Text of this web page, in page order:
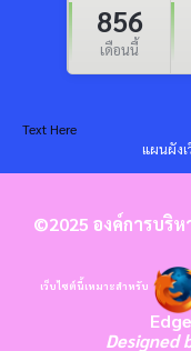
856
เดือนนี้
Text Here
แผนผัง
©2025 องค์การบริ
เว็บไซต์นี้เหมาะสำหรับ
Edge
Designed